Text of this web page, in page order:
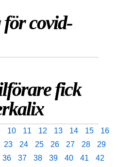
covid-
fick
10 11 12 13 14 15
16
23 24 25 26 27 28
29
36 37 38 39 40 41
42